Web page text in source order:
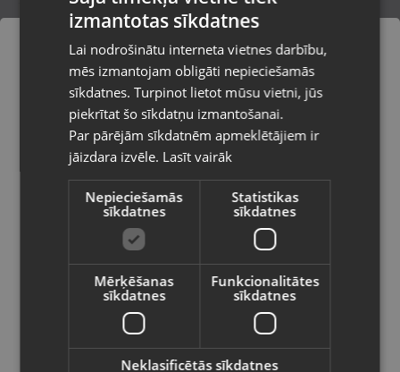
Parkside PABSP 20 Li C4
Rīga, Melnsila iela 22
Stāvoklis Mazlietots (Garantija 12 mēneši)
80.00€
/mēn.
Makita DFR550
Pasūtījumi tiks piegādāti uz
izvēlēto valsti
Vietnes saturs būs attēlots izvēlētajā
valodā
Valsts
Latviešu / Latvian
RUSSIAN
izmantotas sīkdatnes
Lai nodrošinātu interneta vietnes darbību,
mēs izmantojam obligāti nepieciešamās
sīkdatnes. Turpinot lietot mūsu vietni, jūs
piekrītat šo sīkdatņu izmantošanai.
Par pārējām sīkdatnēm apmeklētājiem ir
jāizdara izvēle. Lasīt vairāk
Nepieciešamās
sīkdatnes
Statistikas
sīkdatnes
Mērķēšanas
sīkdatnes
Funkcionalitātes
sīkdatnes
Neklasificētās sīkdatnes